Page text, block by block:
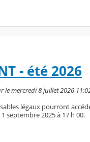
- été 2026
le mercredi 8 juillet 2026
légaux pourront
septembre 2025 à 17 h 00.